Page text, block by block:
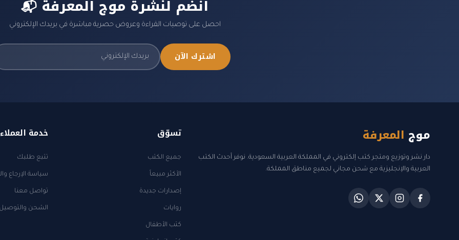
📬 انضم لنشرة موج المعرفة
احصل على توصيات القراءة وعروض حصرية مباشرة في بريدك الإلكتروني
اشترك الآن
موج المعرفة
دار نشر وتوزيع ومتجر كتب إلكتروني في المملكة العربية السعودية. نوفر أحدث الكتب
العربية والإنجليزية مع شحن مجاني لجميع مناطق المملكة.
تسوّق
جميع الكتب
الأكثر مبيعاً
إصدارات جديدة
روايات
كتب الأطفال
خدمة العملاء
تتبع طلبك
سياسة الإرجاع
تواصل معنا
الشحن والتوصيل